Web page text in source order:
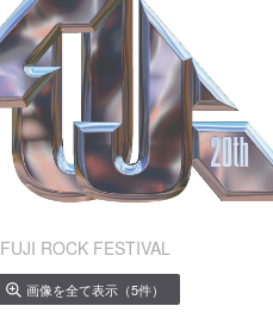
FUJI ROCK FESTIVAL
画像を全て表示（5件）